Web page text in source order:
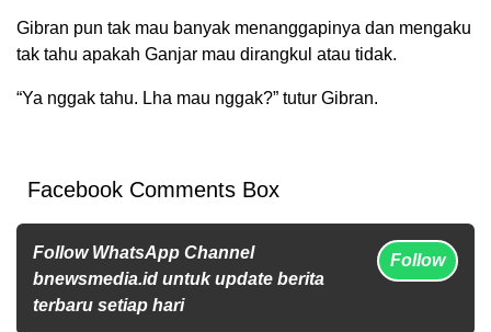
Gibran pun tak mau banyak menanggapinya dan mengaku
tak tahu apakah Ganjar mau dirangkul atau tidak.
“Ya nggak tahu. Lha mau nggak?” tutur Gibran.
Facebook Comments Box
Follow WhatsApp Channel
bnewsmedia.id untuk update berita
terbaru setiap hari
Follow